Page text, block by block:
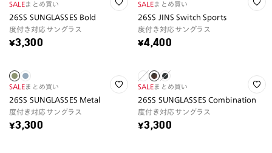
SALEまとめ買い
26SS SUNGLASSES Bold
度付き対応サングラス
¥3,300
SALEまとめ買い
26SS JINS Switch Sports
度付き対応サングラス
¥4,400
SALEまとめ買い
26SS SUNGLASSES Metal
度付き対応サングラス
¥3,300
SALEまとめ買い
26SS SUNGLASSES Combination
度付き対応サングラス
¥3,300